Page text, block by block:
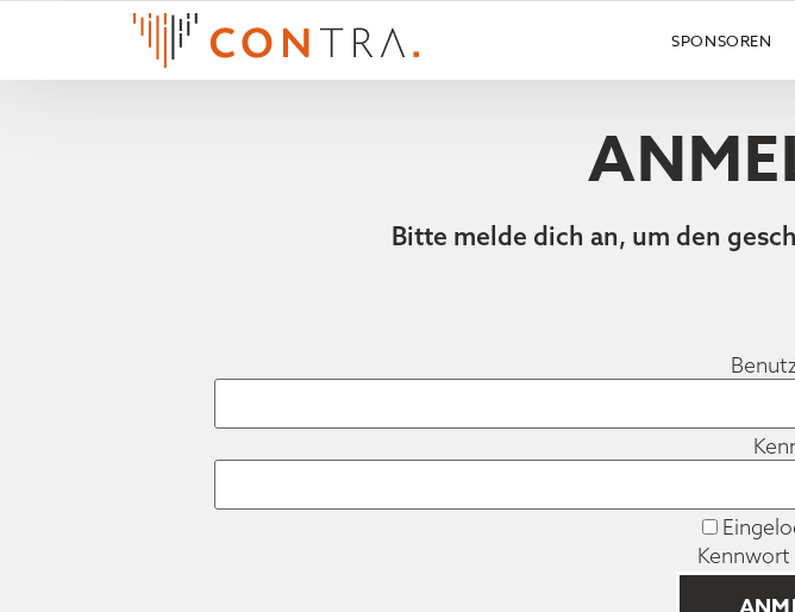
SPONSOREN
Bitte melde dich an, um den
Kennwort